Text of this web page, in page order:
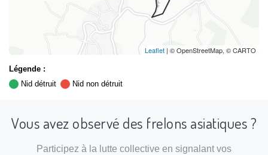
Leaflet | © OpenStreetMap, © CARTO
Légende :
Nid détruit
Nid non détruit
Vous avez observé des frelons asiatiques ?
Participez à la lutte collective en signalant vos